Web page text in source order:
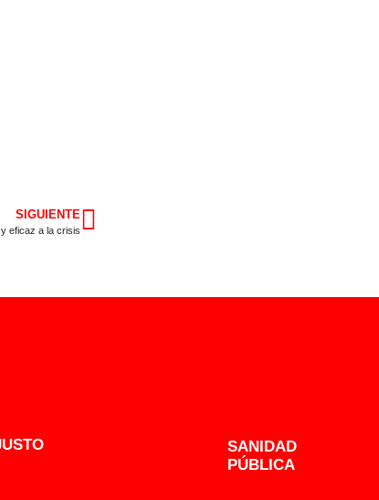
SIGUIENTE
eficaz a la crisis
SANIDAD
PÚBLICA